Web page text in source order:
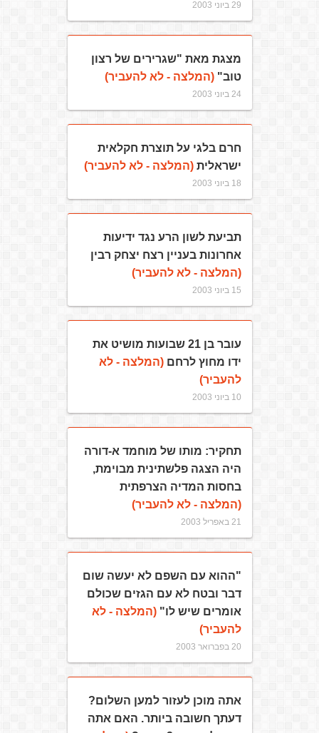
29 ביוני 2003
מצגת מאת "שגרירים של רצון
טוב"(המלצה - לא להעביר)
24 ביוני 2003
חרם בלגי על תוצרת חקלאית
ישראלית(המלצה - לא להעביר)
18 ביוני 2003
תביעת לשון הרע נגד ידיעות
אחרונות בעניין רצח יצחק רבין
(המלצה - לא להעביר)
15 ביוני 2003
עובר בן 21 שבועות מושיט את
ידו מחוץ לרחם(המלצה - לא
להעביר)
10 ביוני 2003
תחקיר: מותו של מוחמד א-דורה
היה הצגה פלשתינית מבוימת,
בחסות המדיה הצרפתית
(המלצה - לא להעביר)
21 באפריל 2003
"ההוא עם השפם לא יעשה שום
דבר ובטח לא עם הגזים שכולם
אומרים שיש לו"(המלצה - לא
להעביר)
20 בפברואר 2003
אתה מוכן לעזור למען השלום?
דעתך חשובה ביותר. האם אתה